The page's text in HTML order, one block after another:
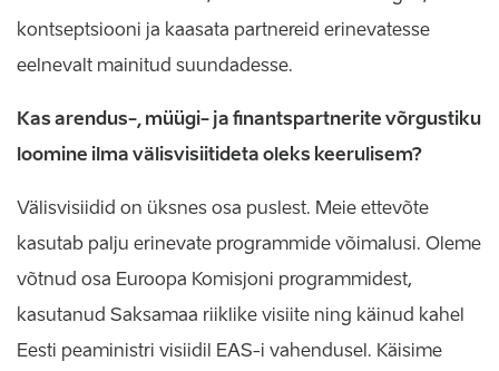
kontseptsiooni ja kaasata partnereid erinevatesse
eelnevalt mainitud suundadesse.
Kas arendus-, müügi- ja finantspartnerite võrgustiku
loomine ilma välisvisiitideta oleks keerulisem?
Välisvisiidid on üksnes osa puslest. Meie ettevõte
kasutab palju erinevate programmide võimalusi. Oleme
võtnud osa Euroopa Komisjoni programmidest,
kasutanud Saksamaa riiklike visiite ning käinud kahel
Eesti peaministri visiidil EAS-i vahendusel. Käisime